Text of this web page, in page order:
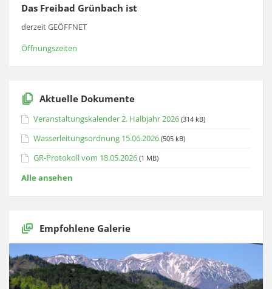
Das Freibad Grünbach ist
derzeit GEÖFFNET
Öffnungszeiten
Aktuelle Dokumente
Veranstaltungskalender 2. Halbjahr 2026 (314 kB)
Wasserleitungsordnung 15.06.2026 (505 kB)
GR-Protokoll vom 18.05.2026 (1 MB)
Alle ansehen
Empfohlene Galerie